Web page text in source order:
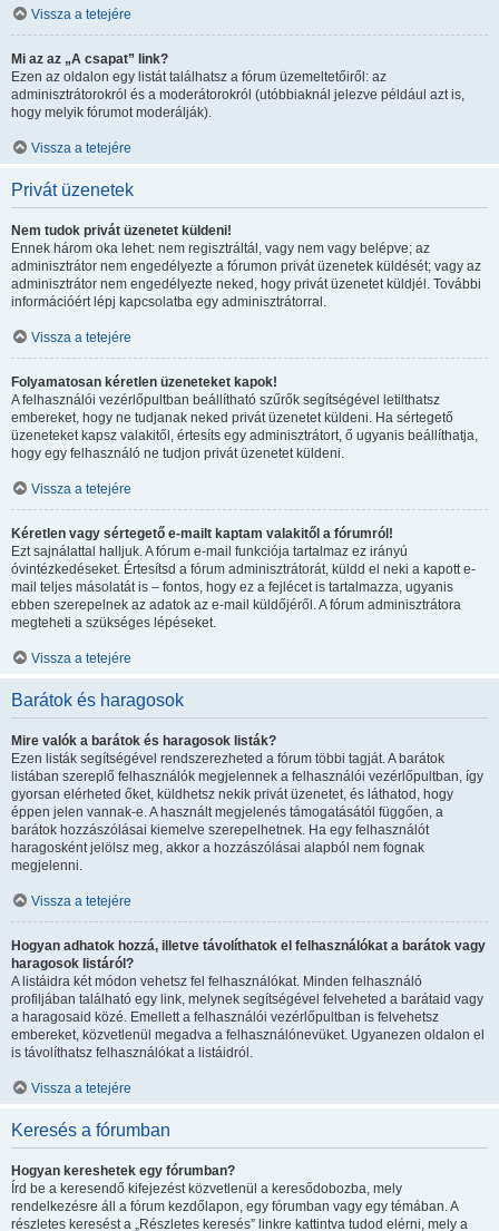
Vissza a tetejére
Mi az az „A csapat” link?
Ezen az oldalon egy listát találhatsz a fórum üzemeltetőiről: az
adminisztrátorokról és a moderátorokról (utóbbiaknál jelezve például azt is,
hogy melyik fórumot moderálják).
Vissza a tetejére
Privát üzenetek
Nem tudok privát üzenetet küldeni!
Ennek három oka lehet: nem regisztráltál, vagy nem vagy belépve; az
adminisztrátor nem engedélyezte a fórumon privát üzenetek küldését; vagy az
adminisztrátor nem engedélyezte neked, hogy privát üzenetet küldjél. További
információért lépj kapcsolatba egy adminisztrátorral.
Vissza a tetejére
Folyamatosan kéretlen üzeneteket kapok!
A felhasználói vezérlőpultban beállítható szűrők segítségével letilthatsz
embereket, hogy ne tudjanak neked privát üzenetet küldeni. Ha sértegető
üzeneteket kapsz valakitől, értesíts egy adminisztrátort, ő ugyanis beállíthatja,
hogy egy felhasználó ne tudjon privát üzenetet küldeni.
Vissza a tetejére
Kéretlen vagy sértegető e-mailt kaptam valakitől a fórumról!
Ezt sajnálattal halljuk. A fórum e-mail funkciója tartalmaz ez irányú
óvintézkedéseket. Értesítsd a fórum adminisztrátorát, küldd el neki a kapott e-
mail teljes másolatát is – fontos, hogy ez a fejlécet is tartalmazza, ugyanis
ebben szerepelnek az adatok az e-mail küldőjéről. A fórum adminisztrátora
megteheti a szükséges lépéseket.
Vissza a tetejére
Barátok és haragosok
Mire valók a barátok és haragosok listák?
Ezen listák segítségével rendszerezheted a fórum többi tagját. A barátok
listában szereplő felhasználók megjelennek a felhasználói vezérlőpultban, így
gyorsan elérheted őket, küldhetsz nekik privát üzenetet, és láthatod, hogy
éppen jelen vannak-e. A használt megjelenés támogatásától függően, a
barátok hozzászólásai kiemelve szerepelhetnek. Ha egy felhasználót
haragosként jelölsz meg, akkor a hozzászólásai alapból nem fognak
megjelenni.
Vissza a tetejére
Hogyan adhatok hozzá, illetve távolíthatok el felhasználókat a barátok vagy
haragosok listáról?
A listáidra két módon vehetsz fel felhasználókat. Minden felhasználó
profiljában található egy link, melynek segítségével felveheted a barátaid vagy
a haragosaid közé. Emellett a felhasználói vezérlőpultban is felvehetsz
embereket, közvetlenül megadva a felhasználónevüket. Ugyanezen oldalon el
is távolíthatsz felhasználókat a listáidról.
Vissza a tetejére
Keresés a fórumban
Hogyan kereshetek egy fórumban?
Írd be a keresendő kifejezést közvetlenül a keresődobozba, mely
rendelkezésre áll a fórum kezdőlapon, egy fórumban vagy egy témában. A
részletes keresést a „Részletes keresés” linkre kattintva tudod elérni, mely a